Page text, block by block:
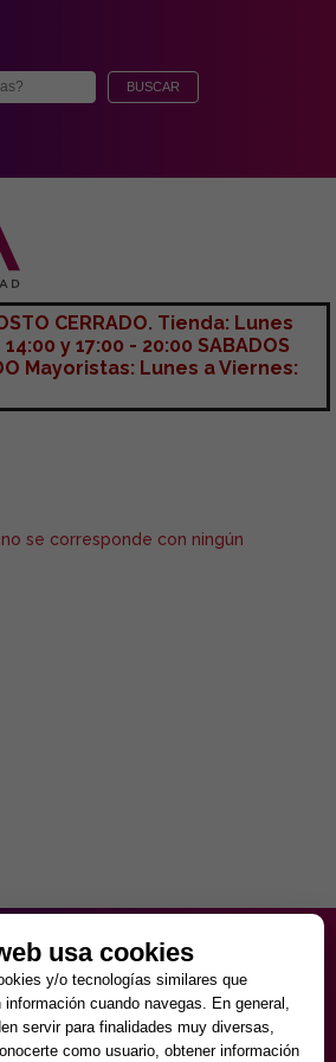
CERRADO. Tienda: Lunes
y 17:00 - 20:00 SABADOS
Mayoristas: Lunes a Viernes:
no se corresponde con ningún
Lunes a Viernes
9:30 - 20:00
Sábados
- 14:00 y 17:00 - 20:00
cerrado.
usa cookies
y/o tecnologías similares que
cuando navegas. En general,
servir para finalidades muy diversas,
como usuario, obtener información